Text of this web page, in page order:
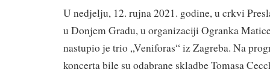
U nedjelju, 12. rujna 2021. godine, u crkvi
u Donjem Gradu, u organizaciji Ogranka
nastupio je trio „Veniforas“ iz Zagreba. Na
koncerta bile su odabrane skladbe Tomasa